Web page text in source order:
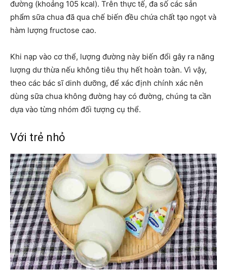
đường (khoảng 105 kcal). Trên thực tế, đa số các sản
phẩm sữa chua đã qua chế biến đều chứa chất tạo ngọt và
hàm lượng fructose cao.
Khi nạp vào cơ thể, lượng đường này biến đổi gây ra năng
lượng dư thừa nếu không tiêu thụ hết hoàn toàn. Vì vậy,
theo các bác sĩ dinh dưỡng, để xác định chính xác nên
dùng sữa chua không đường hay có đường, chúng ta cần
dựa vào từng nhóm đối tượng cụ thể.
Với trẻ nhỏ